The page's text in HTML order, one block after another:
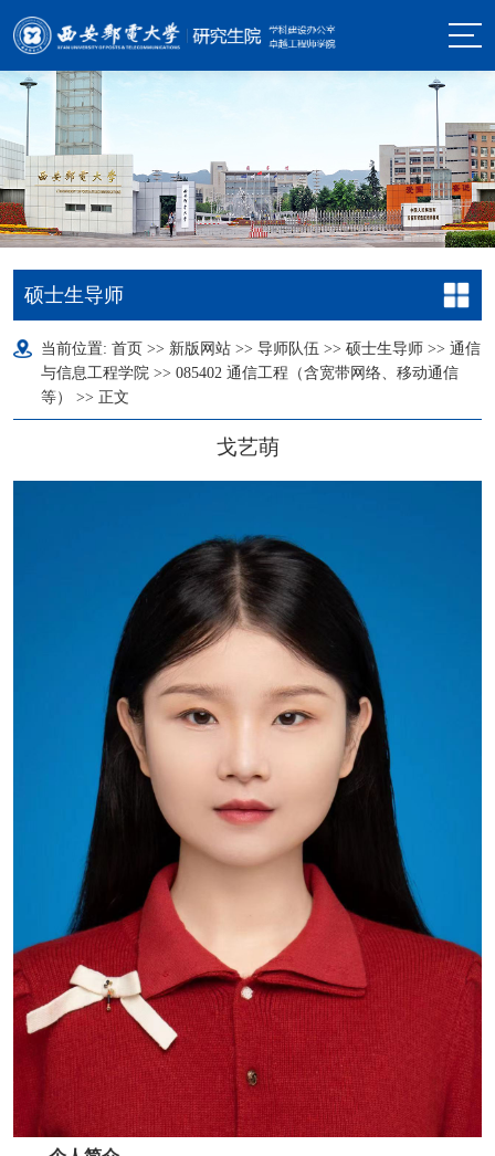
硕士生导师
当前位置: 首页 >> 新版网站 >> 导师队伍 >> 硕士生导师 >> 通信
与信息工程学院 >> 085402 通信工程（含宽带网络、移动通信
等）
>> 正文
戈艺萌